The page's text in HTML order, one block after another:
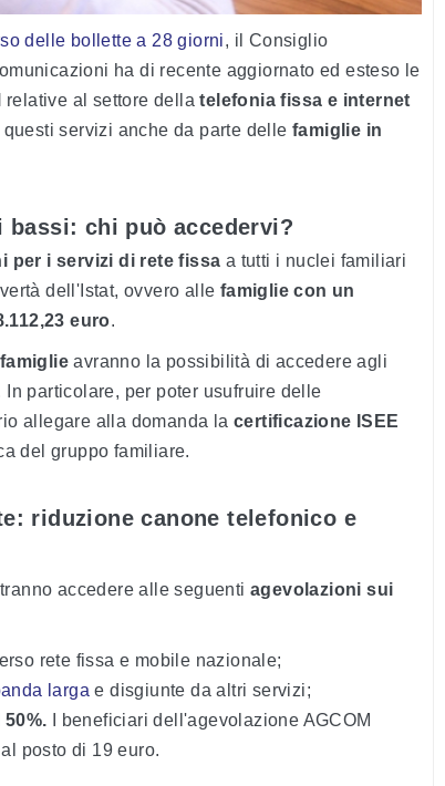
delle bollette a 28 giorni, il Consiglio
ha di recente aggiornato ed esteso le
relative al settore dellatelefonia fissa e internet
servizi anche da parte delle famiglie in
chi può accedervi?
per i servizi di rete fissa a tutti i nuclei familiari
dell'Istat, ovvero alle famiglie con un
euro.
avranno la possibilità di accedere agli
In particolare, per poter usufruire delle
allegare alla domanda la certificazione ISEE
del gruppo familiare.
riduzione canone telefonico e
accedere alle seguenti agevolazioni sui
rete fissa e mobile nazionale;
larga e disgiunte da altri servizi;
50%. I beneficiari dell'agevolazione AGCOM
posto di 19 euro.